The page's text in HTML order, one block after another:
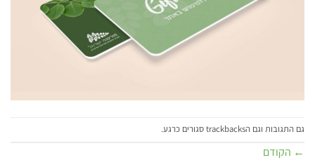
גם התגובות וגם הtrackbacks סגורים כרגע.
← הקודם